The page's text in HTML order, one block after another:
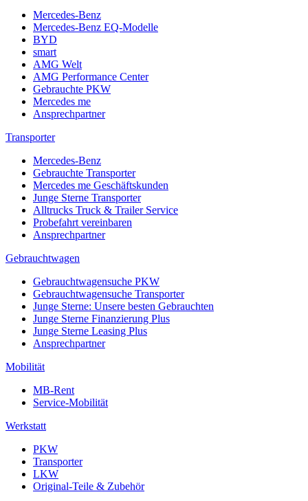
Mercedes-Benz
Mercedes-Benz EQ-Modelle
BYD
smart
AMG Welt
AMG Performance Center
Gebrauchte PKW
Mercedes me
Ansprechpartner
Transporter
Mercedes-Benz
Gebrauchte Transporter
Mercedes me Geschäftskunden
Junge Sterne Transporter
Alltrucks Truck & Trailer Service
Probefahrt vereinbaren
Ansprechpartner
Gebrauchtwagen
Gebrauchtwagensuche PKW
Gebrauchtwagensuche Transporter
Junge Sterne: Unsere besten Gebrauchten
Junge Sterne Finanzierung Plus
Junge Sterne Leasing Plus
Ansprechpartner
Mobilität
MB-Rent
Service-Mobilität
Werkstatt
PKW
Transporter
LKW
Original-Teile & Zubehör